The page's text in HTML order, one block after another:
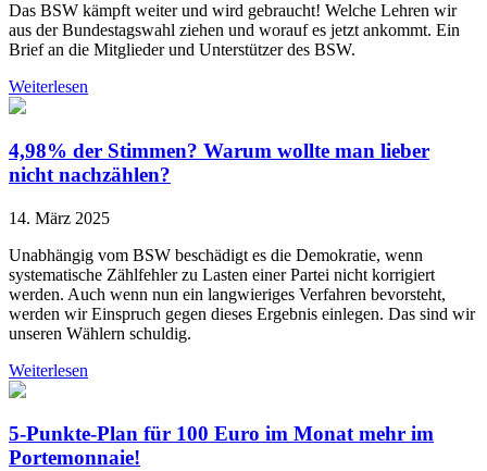
Das BSW kämpft weiter und wird gebraucht! Welche Lehren wir
aus der Bundestagswahl ziehen und worauf es jetzt ankommt. Ein
Brief an die Mitglieder und Unterstützer des BSW.
Weiterlesen
4,98% der Stimmen? Warum wollte man lieber
nicht nachzählen?
14. März 2025
Unabhängig vom BSW beschädigt es die Demokratie, wenn
systematische Zählfehler zu Lasten einer Partei nicht korrigiert
werden. Auch wenn nun ein langwieriges Verfahren bevorsteht,
werden wir Einspruch gegen dieses Ergebnis einlegen. Das sind wir
unseren Wählern schuldig.
Weiterlesen
5-Punkte-Plan für 100 Euro im Monat mehr im
Portemonnaie!